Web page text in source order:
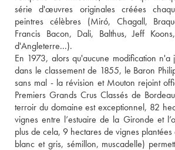
série d'œuvres originales créées
peintres célèbres (Miró, Chagall,
Francis Bacon, Dali, Balthus, Jeff
d'Angleterre...).
En 1973, alors qu'aucune modification n'a
dans le classement de 1855, le Baron
sans mal - la révision et Mouton rejoint
Premiers Grands Crus Classés de
terroir du domaine est exceptionnel, 82
vignes entre l’estuaire de la Gironde et
plus de cela, 9 hectares de vignes
blanc et gris, sémillon, muscadelle)